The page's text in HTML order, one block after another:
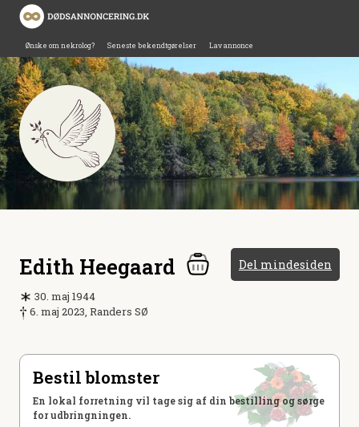
Ønske om nekrolog? Seneste bekendtgørelser Lav annonce
Edith Heegaard Del mindesiden
30. maj 1944
6. maj 2023, Randers SØ
Bestil blomster
En lokal forretning vil tage sig af din bestilling og sørge
for udbringningen.